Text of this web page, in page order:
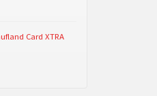
Card XTRA